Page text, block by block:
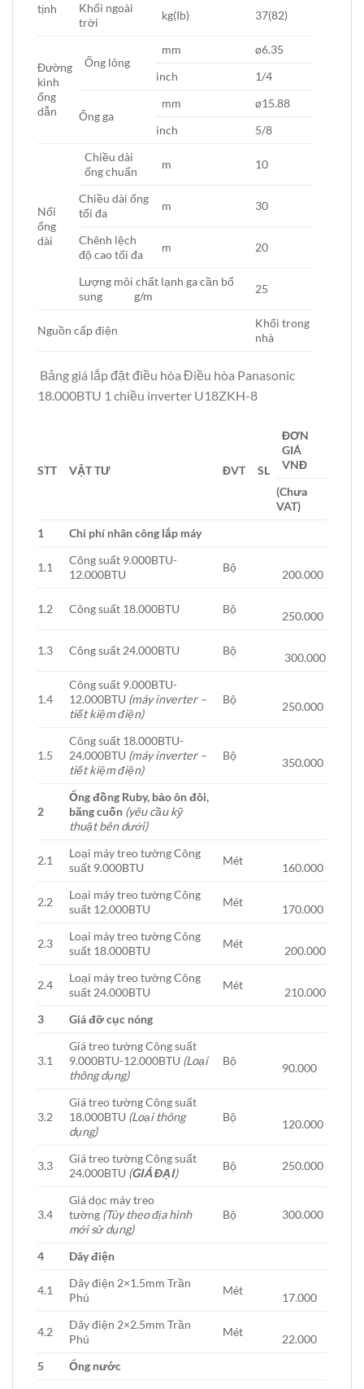
tịnh
Khối ngoài
trời
kg(Ib) 37(82)
Đường
kình
ống
dẫn
Ống lỏng
mm
ø6.35
inch
1/4
Ống ga
mm
ø15.88
inch
5/8
Nối
ống
dài
Chiều dài
ống chuẩn
m 10
Chiều dài ống
tối đa
m 30
Chênh lệch
độ cao tối đa
m 20
Lượng môi chất lạnh ga cần bổ
sung g/m
25
Nguồn cấp điện
Khối trong
nhà
Bảng giá lắp đặt điều hòa Điều hòa Panasonic
18.000BTU 1 chiều inverter U18ZKH-8
STT VẬT TƯ ĐVT SL
ĐƠN
GIÁ
VNĐ
(Chưa
VAT)
1
Chi phí nhân công lắp máy
1.1
Công suất 9.000BTU-
12.000BTU
Bộ
200.000
1.2 Công suất 18.000BTU Bộ
250.000
1.3 Công suất 24.000BTU Bộ
300.000
1.4
Công suất 9.000BTU-
12.000BTU (máy inverter –
tiết kiệm điện)
Bộ
250.000
1.5
Công suất 18.000BTU-
24.000BTU (máy inverter –
tiết kiệm điện)
Bộ
350.000
2
Ống đồng Ruby, bảo ôn đôi,
băng cuốn (yêu cầu kỹ
thuật bên dưới)
2.1
Loại máy treo tường Công
suất 9.000BTU
Mét
160.000
2.2
Loại máy treo tường Công
suất 12.000BTU
Mét
170.000
2.3
Loại máy treo tường Công
suất 18.000BTU
Mét
200.000
2.4
Loại máy treo tường Công
suất 24.000BTU
Mét
210.000
3
Giá đỡ cục nóng
3.1
Giá treo tường Công suất
9.000BTU-12.000BTU (Loại
thông dụng)
Bộ
90.000
3.2
Giá treo tường Công suất
18.000BTU (Loại thông
dụng)
Bộ
120.000
3.3
Giá treo tường Công suất
24.000BTU (GIÁ ĐẠI)
Bộ 250.000
3.4
Giá dọc máy treo
tường (Tùy theo địa hình
mới sử dụng)
Bộ 300.000
4 Dây điện
4.1
Dây điện 2×1.5mm Trần
Phú
Mét
17.000
4.2
Dây điện 2×2.5mm Trần
Phú
Mét
22.000
5
Ống nước